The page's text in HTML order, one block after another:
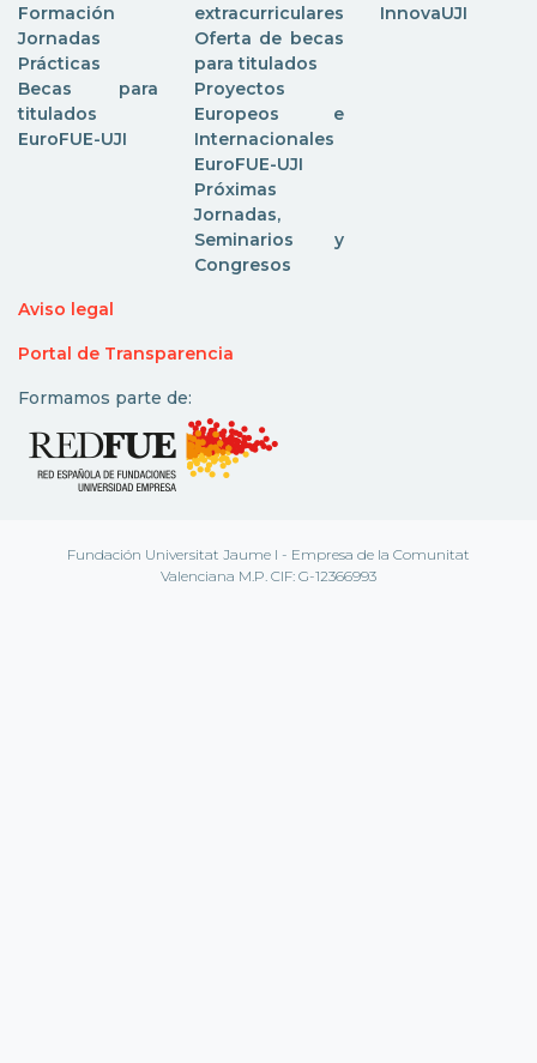
Formación
Jornadas
Prácticas
Becas para
titulados
EuroFUE-UJI
extracurriculares
Oferta de becas
para titulados
Proyectos
Europeos e
Internacionales
EuroFUE-UJI
Próximas
Jornadas,
Seminarios y
Congresos
InnovaUJI
Aviso legal
Portal de Transparencia
Formamos parte de:
Fundación Universitat Jaume I - Empresa de la Comunitat
Valenciana M.P. CIF: G-12366993